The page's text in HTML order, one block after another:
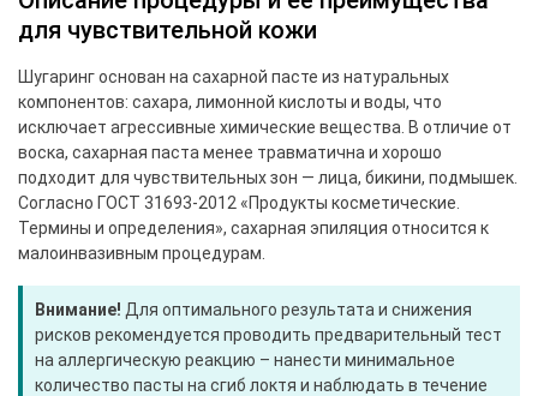
для чувствительной кожи
Шугаринг основан на сахарной пасте из натуральных
компонентов: сахара, лимонной кислоты и воды, что
исключает агрессивные химические вещества. В отличие от
воска, сахарная паста менее травматична и хорошо
подходит для чувствительных зон — лица, бикини, подмышек.
Согласно ГОСТ 31693-2012 «Продукты косметические.
Термины и определения», сахарная эпиляция относится к
малоинвазивным процедурам.
Внимание! Для оптимального результата и снижения
рисков рекомендуется проводить предварительный тест
на аллергическую реакцию – нанести минимальное
количество пасты на сгиб локтя и наблюдать в течение